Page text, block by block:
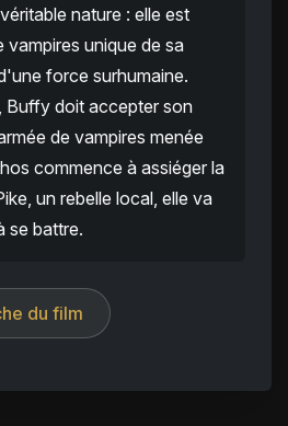
nature : elle est
vampires unique de sa
force surhumaine.
Buffy doit accepter son
de vampires menée
commence à assiéger la
un rebelle local, elle va
se battre.
du film